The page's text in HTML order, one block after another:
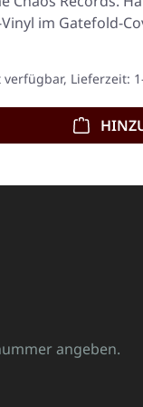
im Gatefold-
verfügbar, Lieferzeit:
angeben.